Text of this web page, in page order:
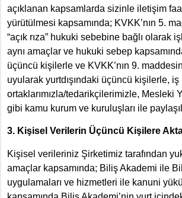
açıklanan kapsamlarda sizinle iletişim
yürütülmesi kapsamında; KVKK’nın 5.
“açık rıza” hukuki sebebine bağlı olarak
aynı amaçlar ve hukuki sebep
üçüncü kişilerle ve KVKK’nın 9.
uyularak yurtdışındaki üçüncü kişilerle, iş
ortaklarımızla/tedarikçilerimizle, Mesleki
gibi kamu kurum ve kuruluşları ile
3. Kişisel Verilerin Üçüncü Kişilere
Kişisel verileriniz Şirketimiz tarafından
amaçlar kapsamında; Biliş Akademi ile
uygulamaları ve hizmetleri ile kanuni